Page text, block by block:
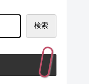
検索